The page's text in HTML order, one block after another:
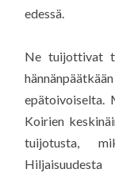
edessä.
Ne tuijottivat
epätoivoiselta.
Koirien
tuijotusta,